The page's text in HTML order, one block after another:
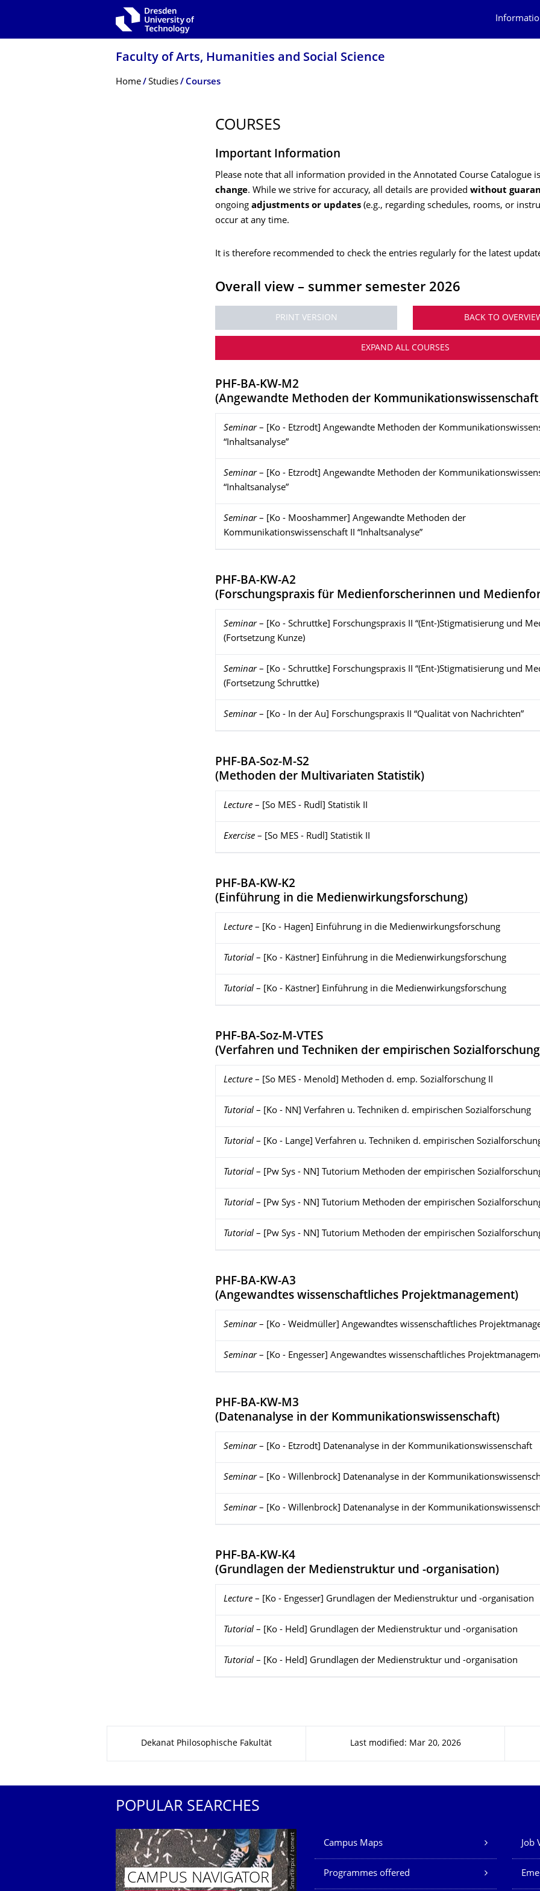
Faculty of Arts, Humanities and Social Science
Breadcrumb Menu
Home Studies Courses
COURSES
Important Information
Please note that all information provided in the Annotated Course Catalogue
change. While we strive for accuracy, all details are provided without
ongoing adjustments or updates (e.g., regarding schedules, rooms, or
occur at any time.
It is therefore recommended to check the entries regularly for the latest
Overall view – summer semester 2026
PRINT VERSION BACK TO
EXPAND ALL COURSES
PHF-BA-KW-M2
(Angewandte Methoden der Kommunikationswissenschaft
Seminar–
[Ko - Etzrodt] Angewandte Methoden der
“Inhaltsanalyse”
Seminar–
[Ko - Etzrodt] Angewandte Methoden der
“Inhaltsanalyse”
Seminar–
[Ko - Mooshammer] Angewandte Methoden der
Kommunikationswissenschaft II “Inhaltsanalyse”
PHF-BA-KW-A2
(Forschungspraxis für Medienforscherinnen und
Seminar–
[Ko - Schruttke] Forschungspraxis II “(Ent-)Stigmatisierung und
(Fortsetzung Kunze)
Seminar–
[Ko - Schruttke] Forschungspraxis II “(Ent-)Stigmatisierung und
(Fortsetzung Schruttke)
Seminar– [Ko - In der Au] Forschungspraxis II “Qualität von Nachrichten”
PHF-BA-Soz-M-S2
(Methoden der Multivariaten Statistik)
Lecture – [So MES - Rudl] Statistik II
Exercise – [So MES - Rudl] Statistik II
PHF-BA-KW-K2
(Einführung in die Medienwirkungsforschung)
Lecture – [Ko - Hagen] Einführung in die Medienwirkungsforschung
Tutorial – [Ko - Kästner] Einführung in die Medienwirkungsforschung
Tutorial – [Ko - Kästner] Einführung in die Medienwirkungsforschung
PHF-BA-Soz-M-VTES
(Verfahren und Techniken der empirischen Sozialforschung
Lecture – [So MES - Menold] Methoden d. emp. Sozialforschung II
Tutorial – [Ko - NN] Verfahren u. Techniken d. empirischen Sozialforschung
Tutorial – [Ko - Lange] Verfahren u. Techniken d. empirischen
Tutorial – [Pw Sys - NN] Tutorium Methoden der empirischen
Tutorial – [Pw Sys - NN] Tutorium Methoden der empirischen
Tutorial – [Pw Sys - NN] Tutorium Methoden der empirischen
PHF-BA-KW-A3
(Angewandtes wissenschaftliches Projektmanagement)
Seminar– [Ko - Weidmüller] Angewandtes wissenschaftliches
Seminar– [Ko - Engesser] Angewandtes wissenschaftliches
PHF-BA-KW-M3
(Datenanalyse in der Kommunikationswissenschaft)
Seminar– [Ko - Etzrodt] Datenanalyse in der Kommunikationswissenschaft
Seminar– [Ko - Willenbrock] Datenanalyse in der
Seminar– [Ko - Willenbrock] Datenanalyse in der
PHF-BA-KW-K4
(Grundlagen der Medienstruktur und -organisation)
Lecture – [Ko - Engesser] Grundlagen der Medienstruktur und -organisation
Tutorial – [Ko - Held] Grundlagen der Medienstruktur und -organisation
Tutorial – [Ko - Held] Grundlagen der Medienstruktur und -organisation
Dekanat Philosophische Fakultät Last modified: Mar 20, 2026
POPULAR SEARCHES
© Smarterpix / tomert
CAMPUS NAVIGATOR
Our Services
Campus Maps Job
Programmes offered